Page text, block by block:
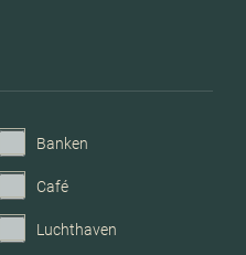
Mechanische ventilatie, tv
Banken
Café
Luchthaven